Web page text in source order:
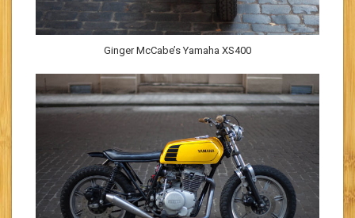
Ginger McCabe’s Yamaha XS400